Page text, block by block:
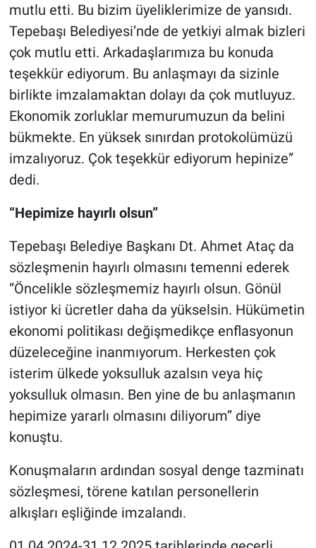
mutlu etti. Bu bizim üyeliklerimize de yansıdı.
Tepebaşı Belediyesi’nde de yetkiyi almak bizleri
çok mutlu etti. Arkadaşlarımıza bu konuda
teşekkür ediyorum. Bu anlaşmayı da sizinle
birlikte imzalamaktan dolayı da çok mutluyuz.
Ekonomik zorluklar memurumuzun da belini
bükmekte. En yüksek sınırdan protokolümüzü
imzalıyoruz. Çok teşekkür ediyorum hepinize”
dedi.
“Hepimize hayırlı olsun”
Tepebaşı Belediye Başkanı Dt. Ahmet Ataç da
sözleşmenin hayırlı olmasını temenni ederek
“Öncelikle sözleşmemiz hayırlı olsun. Gönül
istiyor ki ücretler daha da yükselsin. Hükümetin
ekonomi politikası değişmedikçe enflasyonun
düzeleceğine inanmıyorum. Herkesten çok
isterim ülkede yoksulluk azalsın veya hiç
yoksulluk olmasın. Ben yine de bu anlaşmanın
hepimize yararlı olmasını diliyorum” diye
konuştu.
Konuşmaların ardından sosyal denge tazminatı
sözleşmesi, törene katılan personellerin
alkışları eşliğinde imzalandı.